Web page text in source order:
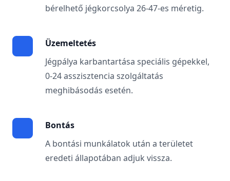
bérelhető jégkorcsolya 26-47-es méretig.
Üzemeltetés
Jégpálya karbantartása speciális gépekkel,
0-24 asszisztencia szolgáltatás
meghibásodás esetén.
Bontás
A bontási munkálatok után a területet
eredeti állapotában adjuk vissza.